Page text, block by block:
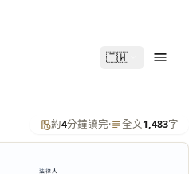
🇹🇼
約4分鐘讀完· 全文1,483字